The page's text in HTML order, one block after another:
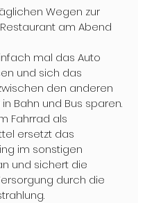
Wegen zur
am Abend
mal das Auto
und sich das
den anderen
Bahn und Bus sparen.
Fahrrad als
ersetzt das
im sonstigen
und sichert die
durch die